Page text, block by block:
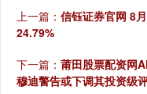
上一篇： 信钰证券官网 8
24.79%
下一篇： 莆田股票配资网
穆迪警告或下调其投资级